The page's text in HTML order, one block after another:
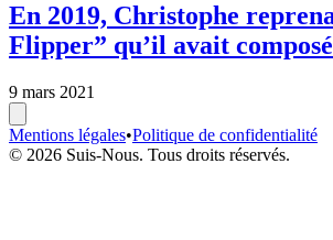
En 2019, Christophe
Flipper” qu’il avait
9 mars 2021
Mentions légales•Politique de confidentialité
© 2026 Suis-Nous. Tous droits réservés.